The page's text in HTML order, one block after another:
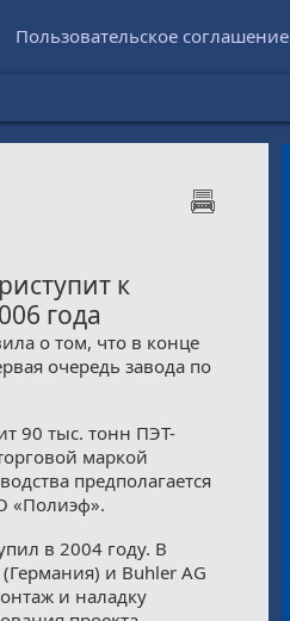
Пользовательское соглашение
к
года
о том, что в конце
очередь завода по
90 тыс. тонн ПЭТ-
маркой
предполагается
«Полиэф».
в 2004 году. В
и Buhler AG
и наладку